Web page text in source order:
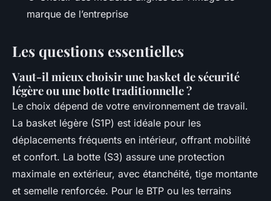
marque de l’entreprise
Les questions essentielles
Vaut-il mieux choisir une basket de sécurité
légère ou une botte traditionnelle ?
Le choix dépend de votre environnement de travail.
La basket légère (S1P) est idéale pour les
déplacements fréquents en intérieur, offrant mobilité
et confort. La botte (S3) assure une protection
maximale en extérieur, avec étanchéité, tige montante
et semelle renforcée. Pour le BTP ou les terrains